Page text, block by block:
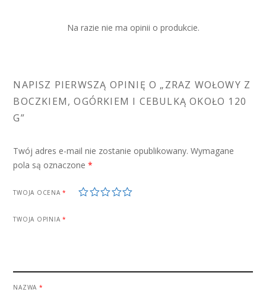
Na razie nie ma opinii o produkcie.
NAPISZ PIERWSZĄ OPINIĘ O „ZRAZ WOŁOWY Z
BOCZKIEM, OGÓRKIEM I CEBULKĄ OKOŁO 120
G”
Twój adres e-mail nie zostanie opublikowany. Wymagane
pola są oznaczone*
TWOJA OCENA* 1 2 3 4 5
TWOJA OPINIA*
NAZWA *